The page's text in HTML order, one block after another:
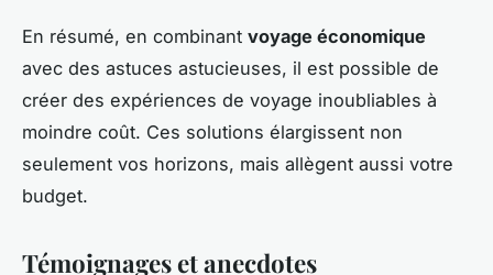
En résumé, en combinant voyage économique
avec des astuces astucieuses, il est possible de
créer des expériences de voyage inoubliables à
moindre coût. Ces solutions élargissent non
seulement vos horizons, mais allègent aussi votre
budget.
Témoignages et anecdotes